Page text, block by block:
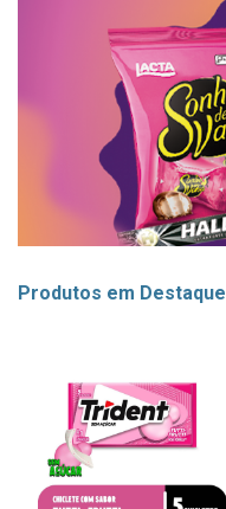
Produtos em Destaque